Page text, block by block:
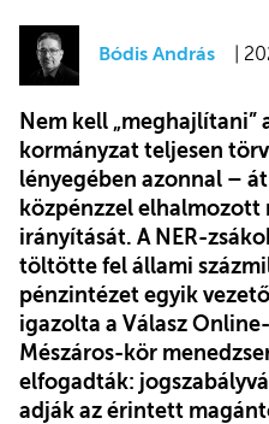
Bódis András |
Nem kell „meghajlítani”
kormányzat teljesen
lényegében azonnal –
közpénzzel
irányítását. A NER-
töltötte fel állami
pénzintézet egyik
igazolta a Válasz
Mészáros-kör
elfogadták:
adják az érintett